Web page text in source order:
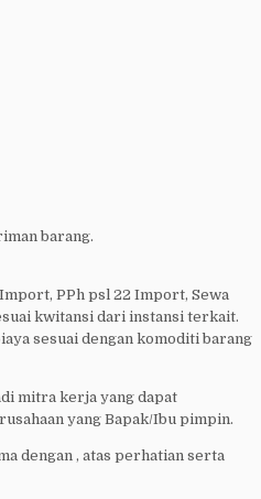
barang.
PPh psl 22 Import, Sewa
kwitansi dari instansi terkait.
sesuai dengan komoditi barang
mitra kerja yang dapat
yang Bapak/Ibu pimpin.
dengan , atas perhatian serta